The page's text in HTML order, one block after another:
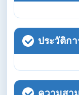
ประวัติก